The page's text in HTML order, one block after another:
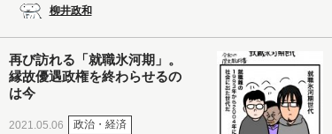
柳井政和
再び訪れる「就職氷河期」。
縁故優遇政権を終わらせるの
は今
2021.05.06 政治・経済